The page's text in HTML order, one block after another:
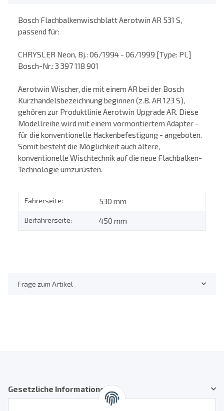
Bosch Flachbalkenwischblatt Aerotwin AR 531 S,
passend für:
CHRYSLER Neon, Bj.: 06/1994 - 06/1999 [Type: PL]
Bosch-Nr.: 3 397 118 901
Aerotwin Wischer, die mit einem AR bei der Bosch
Kurzhandelsbezeichnung beginnen (z.B. AR 123 S),
gehören zur Produktlinie Aerotwin Upgrade AR. Diese
Modellreihe wird mit einem vormontiertem Adapter -
für die konventionelle Hackenbefestigung - angeboten.
Somit besteht die Möglichkeit auch ältere,
konventionelle Wischtechnik auf die neue Flachbalken-
Technologie umzurüsten.
Fahrerseite: 530 mm
Beifahrerseite: 450 mm
Frage zum Artikel
Gesetzliche Informationen